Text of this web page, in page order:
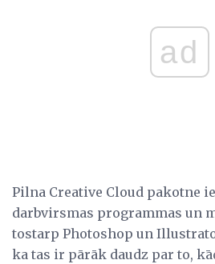
ad
Pilna Creative Cloud pakotne
darbvirsmas programmas un
tostarp Photoshop un
ka tas ir pārāk daudz par to,